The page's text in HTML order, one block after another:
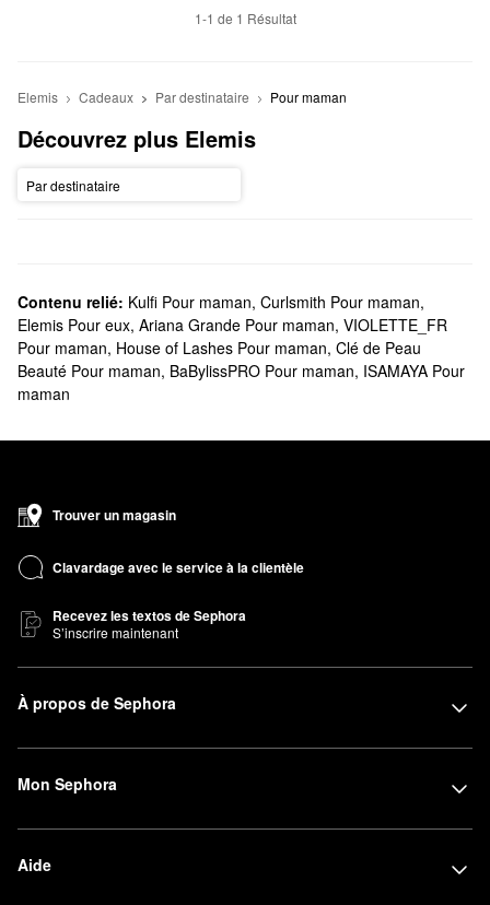
1-1 de 1 Résultat
Elemis Cadeaux Par destinataire Pour maman
Découvrez plus Elemis
Par destinataire
Contenu relié: Kulfi Pour maman, Curlsmith Pour maman,
Elemis Pour eux, Ariana Grande Pour maman, VIOLETTE_FR
Pour maman, House of Lashes Pour maman, Clé de Peau
Beauté Pour maman, BaBylissPRO Pour maman, ISAMAYA Pour
maman
Trouver un magasin
Clavardage avec le service à la clientèle
Recevez les textos de Sephora
S’inscrire maintenant
À propos de Sephora
Mon Sephora
Aide